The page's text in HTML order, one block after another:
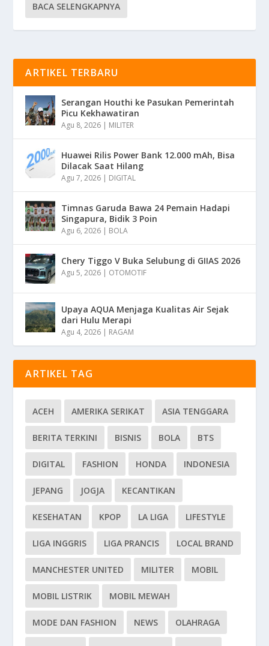
BACA SELENGKAPNYA
ARTIKEL TERBARU
Serangan Houthi ke Pasukan Pemerintah
Picu Kekhawatiran
Agu 8, 2026 | MILITER
Huawei Rilis Power Bank 12.000 mAh, Bisa
Dilacak Saat Hilang
Agu 7, 2026 | DIGITAL
Timnas Garuda Bawa 24 Pemain Hadapi
Singapura, Bidik 3 Poin
Agu 6, 2026 | BOLA
Chery Tiggo V Buka Selubung di GIIAS 2026
Agu 5, 2026 | OTOMOTIF
Upaya AQUA Menjaga Kualitas Air Sejak
dari Hulu Merapi
Agu 4, 2026 | RAGAM
ARTIKEL TAG
ACEH AMERIKA SERIKAT ASIA TENGGARA
BERITA TERKINI BISNIS BOLA BTS
DIGITAL FASHION HONDA INDONESIA
JEPANG JOGJA KECANTIKAN
KESEHATAN KPOP LA LIGA LIFESTYLE
LIGA INGGRIS LIGA PRANCIS LOCAL BRAND
MANCHESTER UNITED MILITER MOBIL
MOBIL LISTRIK MOBIL MEWAH
MODE DAN FASHION NEWS OLAHRAGA